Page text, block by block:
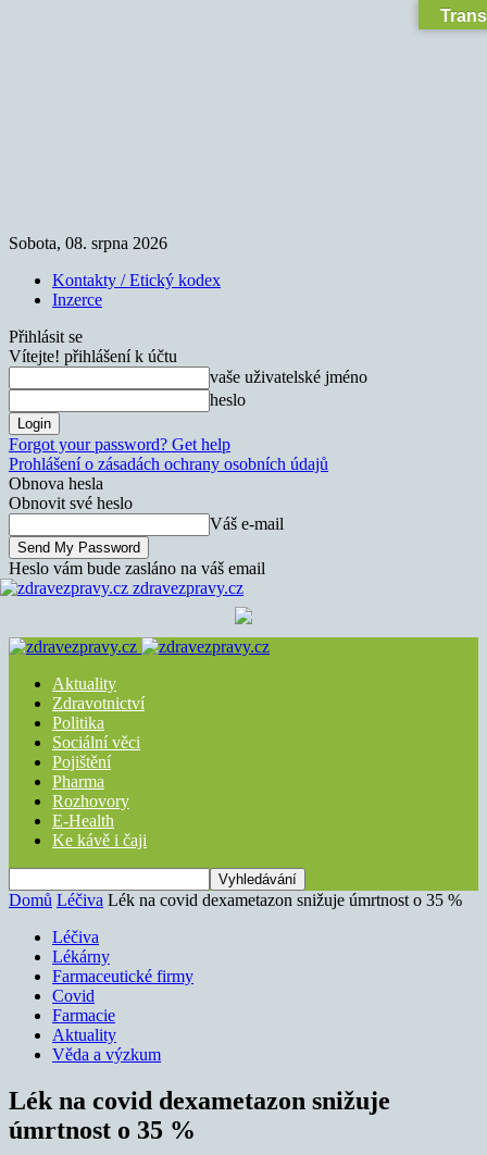
Sobota, 08. srpna 2026
Kontakty / Etický kodex
Inzerce
Přihlásit se
Vítejte! přihlášení k účtu
vaše uživatelské jméno
heslo
Forgot your password? Get help
Prohlášení o zásadách ochrany osobních údajů
Obnova hesla
Obnovit své heslo
Váš e-mail
Heslo vám bude zasláno na váš email
zdravezpravy.cz
Aktuality
Zdravotnictví
Politika
Sociální věci
Pojištění
Pharma
Rozhovory
E-Health
Ke kávě i čaji
Domů Léčiva Lék na covid dexametazon snižuje úmrtnost o 35 %
Léčiva
Lékárny
Farmaceutické firmy
Covid
Farmacie
Aktuality
Věda a výzkum
Lék na covid dexametazon snižuje
úmrtnost o 35 %